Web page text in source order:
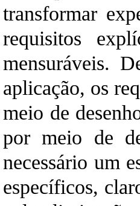
transformar
requisitos
mensuráveis.
aplicação, os
meio de
por meio de
necessário um
específicos,